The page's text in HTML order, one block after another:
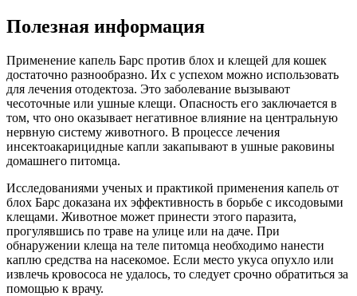
Полезная информация
Применение капель Барс против блох и клещей для кошек
достаточно разнообразно. Их с успехом можно использовать
для лечения отодектоза. Это заболевание вызывают
чесоточные или ушные клещи. Опасность его заключается в
том, что оно оказывает негативное влияние на центральную
нервную систему животного. В процессе лечения
инсектоакарицидные капли закапывают в ушные раковины
домашнего питомца.
Исследованиями ученых и практикой применения капель от
блох Барс доказана их эффективность в борьбе с иксодовыми
клещами. Животное может принести этого паразита,
прогулявшись по траве на улице или на даче. При
обнаружении клеща на теле питомца необходимо нанести
каплю средства на насекомое. Если место укуса опухло или
извлечь кровососа не удалось, то следует срочно обратиться за
помощью к врачу.